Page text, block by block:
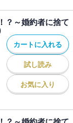
？～婚約者に捨て
カートに入れる
試し読み
お気に入り